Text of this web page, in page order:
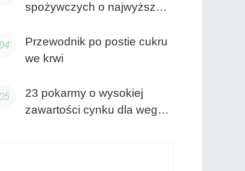
spożywczych o najwyższej
Przewodnik po postie cukru
we krwi
23 pokarmy o wysokiej
zawartości cynku dla wegan